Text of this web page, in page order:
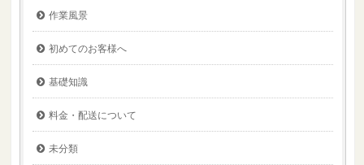
作業風景
初めてのお客様へ
基礎知識
料金・配送について
未分類